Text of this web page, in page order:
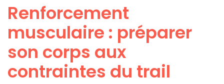
Renforcement
musculaire : préparer
son corps aux
contraintes du trail